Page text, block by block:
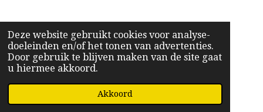
Deze website gebruikt cookies voor analyse-
doeleinden en/of het tonen van advertenties.
Door gebruik te blijven maken van de site gaat
u hiermee akkoord.
Akkoord